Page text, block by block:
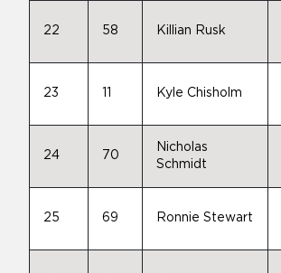
22 58 Killian Rusk
23 Kyle Chisholm
24 70
Nicholas
Schmidt
25 69 Ronnie Stewart